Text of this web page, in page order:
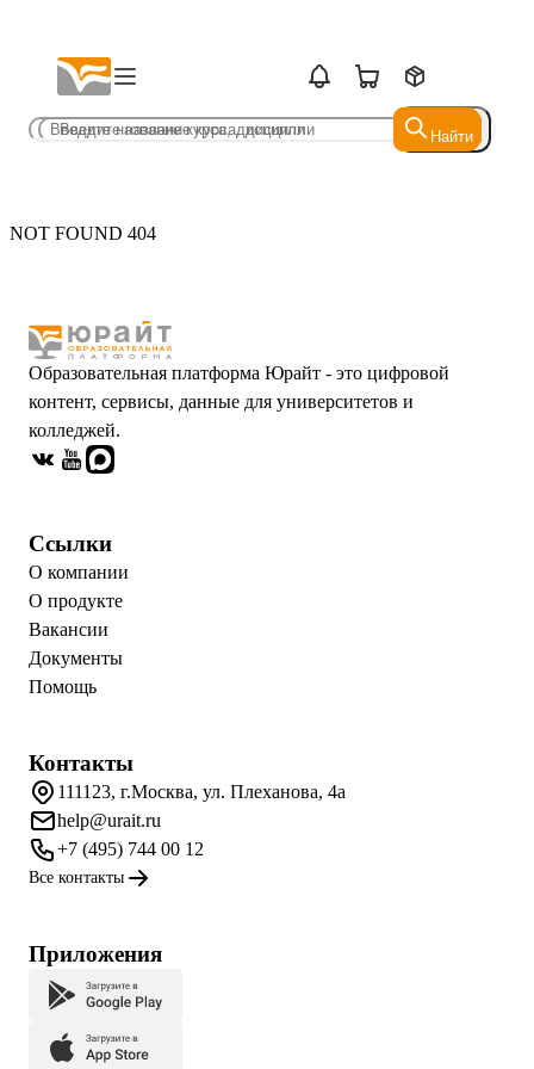
Найти
Найти
NOT FOUND 404
Образовательная платформа Юрайт - это цифровой
контент, сервисы, данные для университетов и
колледжей.
Ссылки
О компании
О продукте
Вакансии
Документы
Помощь
Контакты
111123, г.Москва, ул. Плеханова, 4а
help@urait.ru
+7 (495) 744 00 12
Все контакты
Приложения